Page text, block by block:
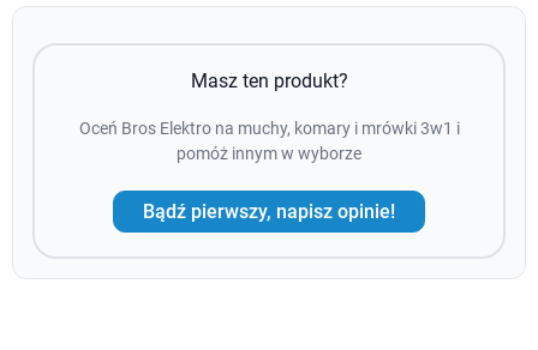
Masz ten produkt?
Oceń Bros Elektro na muchy, komary i mrówki 3w1 i
pomóż innym w wyborze
Bądź pierwszy, napisz opinie!